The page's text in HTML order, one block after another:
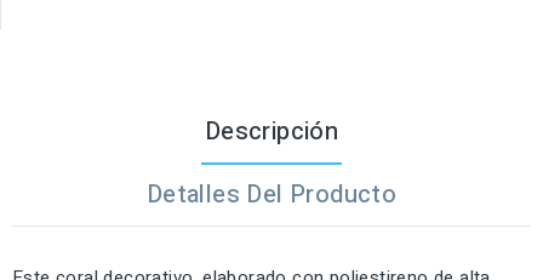
Descripción
Detalles Del Producto